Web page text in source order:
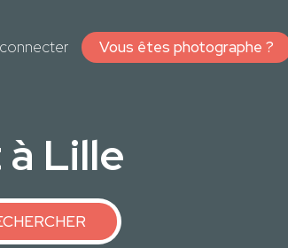
Vous êtes photographe ?
Lille